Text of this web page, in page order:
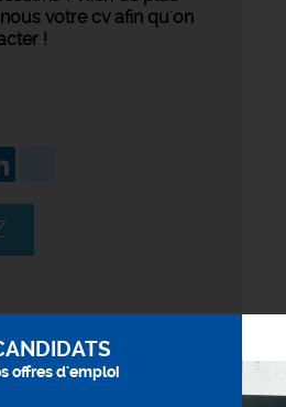
votre cv afin qu'on
!
offres d'emploi